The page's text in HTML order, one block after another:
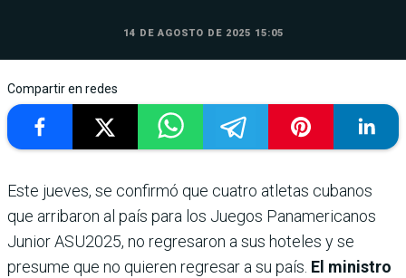
14 DE AGOSTO DE 2025 15:05
Compartir en redes
Este jueves, se confirmó que cuatro atletas cubanos
que arribaron al país para los Juegos Panamericanos
Junior ASU2025, no regresaron a sus hoteles y se
presume que no quieren regresar a su país. El ministro